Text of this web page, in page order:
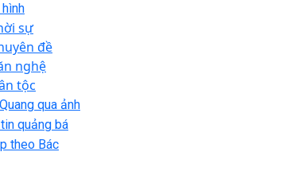
sự
đề
nghệ
tộc
qua ảnh
quảng bá
theo Bác